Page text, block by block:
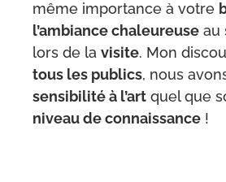
même importance à votre
l’ambiance chaleureuseau
lors de la visite. Mon
tous les publics, nous
sensibilité à l’artquel que
niveau de connaissance!